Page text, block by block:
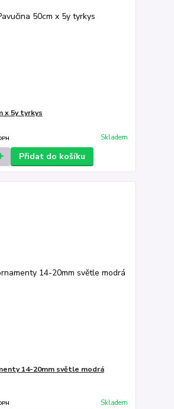
x 5y tyrkys
Skladem
Přidat do košíku
14-20mm světle modrá
Skladem